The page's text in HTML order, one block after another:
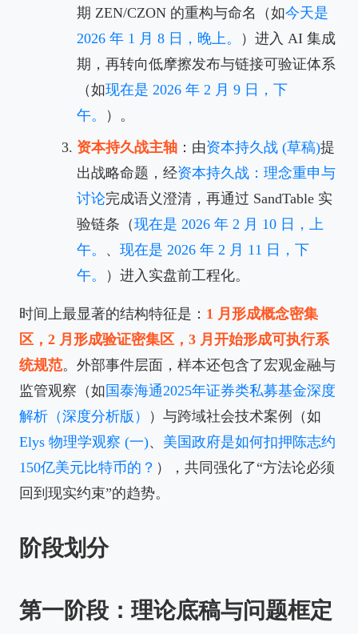
期 ZEN/CZON 的重构与命名（如今天是
2026 年 1 月 8 日，晚上。
）进入 AI 集成
期，再转向低摩擦发布与链接可验证体系
（如现在是 2026 年 2 月 9 日，下
午。
）。
资本持久战主轴 ：由资本持久战 (草稿)提
出战略命题，经资本持久战：理念重申与
讨论完成语义澄清，再通过 SandTable 实
验链条（现在是 2026 年 2 月 10 日，上
午。 、 现在是 2026 年 2 月 11 日，下
午。
）进入实盘前工程化。
时间上最显著的结构特征是： 1 月形成概念密集
区，2 月形成验证密集区，3 月开始形成可执行系
统规范。外部事件层面，样本还包含了宏观金融与
监管观察（如国泰海通2025年证券类私募基金深度
解析（深度分析版）
）与跨域社会技术案例（如
Elys 物理学观察 (一)、 美国政府是如何扣押陈志约
150亿美元比特币的？ ），共同强化了“方法论必须
回到现实约束”的趋势。
阶段划分
第一阶段：理论底稿与问题框定